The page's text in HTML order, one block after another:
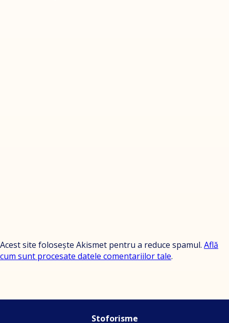
Acest site folosește Akismet pentru a reduce spamul. Află
cum sunt procesate datele comentariilor tale.
Stoforisme